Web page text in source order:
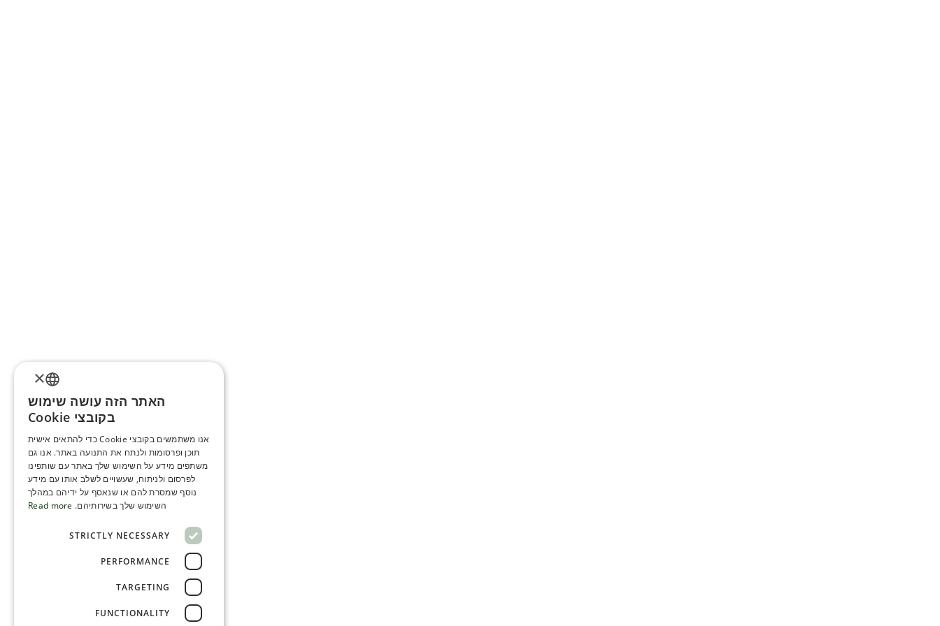
ENGLISH
SERBIA
HEBREW
RUSSIAN
SERBIAN-2
×
האתר הזה עושה שימוש
בקובצי Cookie
אנו משתמשים בקובצי Cookie כדי להתאים אישית
תוכן ופרסומות ולנתח את התנועה באתר. אנו גם
משתפים מידע על השימוש שלך באתר עם שותפינו
לפרסום ולניתוח, שעשויים לשלב אותו עם מידע
נוסף שמסרת להם או שנאסף על ידיהם במהלך
השימוש שלך בשירותיהם. Read more
STRICTLY NECESSARY
PERFORMANCE
TARGETING
FUNCTIONALITY